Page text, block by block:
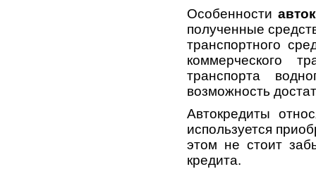
Особенности
полученные
транспортного
коммерческого
транспорта
возможность
Автокредиты
используется
этом не стоит
кредита.